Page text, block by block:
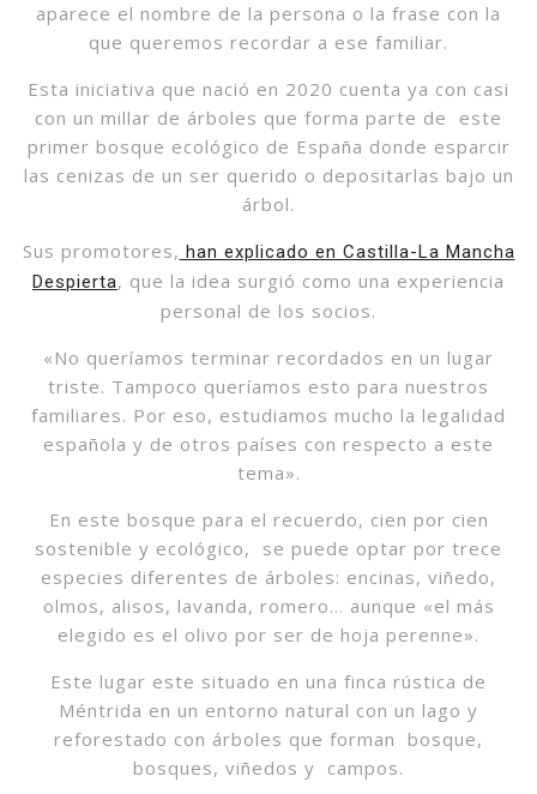
aparece el nombre de la persona o la frase con la
que queremos recordar a ese familiar.
Esta iniciativa que nació en 2020 cuenta ya con casi
con un millar de árboles que forma parte de este
primer bosque ecológico de España donde esparcir
las cenizas de un ser querido o depositarlas bajo un
árbol.
Sus promotores, han explicado en Castilla-La Mancha
Despierta, que la idea surgió como una experiencia
personal de los socios.
«No queríamos terminar recordados en un lugar
triste. Tampoco queríamos esto para nuestros
familiares. Por eso, estudiamos mucho la legalidad
española y de otros países con respecto a este
tema».
En este bosque para el recuerdo, cien por cien
sostenible y ecológico, se puede optar por trece
especies diferentes de árboles: encinas, viñedo,
olmos, alisos, lavanda, romero… aunque «el más
elegido es el olivo por ser de hoja perenne».
Este lugar este situado en una finca rústica de
Méntrida en un entorno natural con un lago y
reforestado con árboles que forman bosque,
bosques, viñedos y campos.